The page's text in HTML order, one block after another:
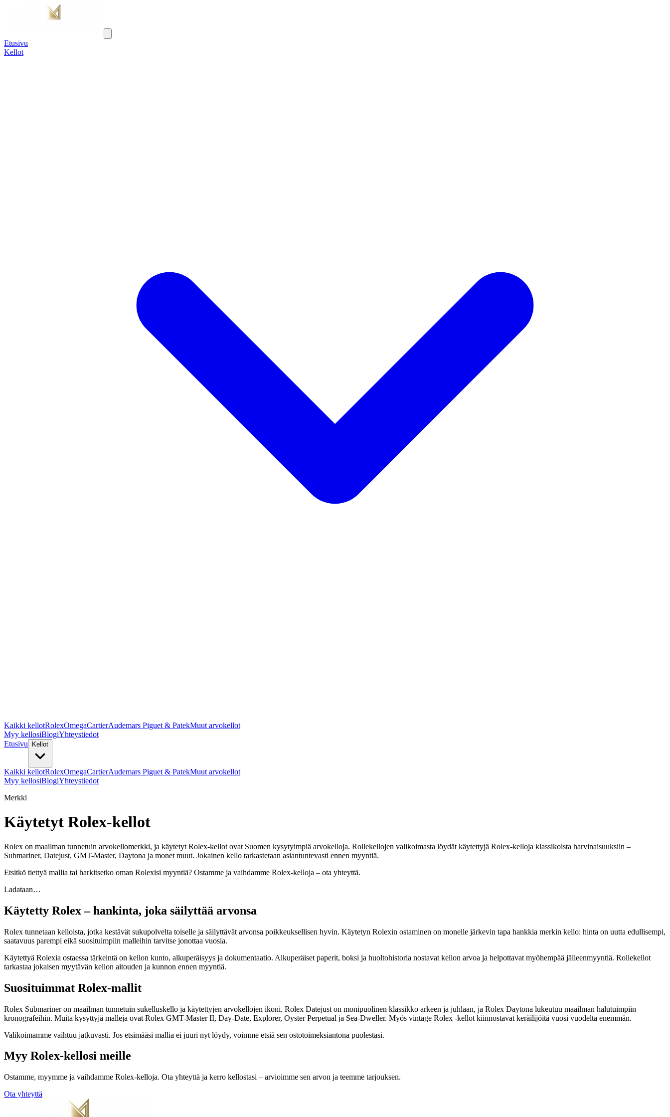
Etusivu
Kellot
Kaikki kellotRolexOmegaCartierAudemars Piguet & PatekMuut arvokellot
Myy kellosiBlogiYhteystiedot
Etusivu
Kellot
Kaikki kellotRolexOmegaCartierAudemars Piguet & PatekMuut arvokellot
Myy kellosiBlogiYhteystiedot
Merkki
Käytetyt Rolex-kellot
Rolex on maailman tunnetuin arvokellomerkki, ja käytetyt Rolex-kellot ovat Suomen kysytyimpiä arvokelloja. Rollekellojen valikoimasta löydät käytettyjä Rolex-kelloja klassikoista harvinaisuuksiin –
Submariner, Datejust, GMT-Master, Daytona ja monet muut. Jokainen kello tarkastetaan asiantuntevasti ennen myyntiä.
Etsitkö tiettyä mallia tai harkitsetko oman Rolexisi myyntiä? Ostamme ja vaihdamme Rolex-kelloja – ota yhteyttä.
Ladataan…
Käytetty Rolex – hankinta, joka säilyttää arvonsa
Rolex tunnetaan kelloista, jotka kestävät sukupolvelta toiselle ja säilyttävät arvonsa poikkeuksellisen hyvin. Käytetyn Rolexin ostaminen on monelle järkevin tapa hankkia merkin kello: hinta on uutta edullisempi,
saatavuus parempi eikä suosituimpiin malleihin tarvitse jonottaa vuosia.
Käytettyä Rolexia ostaessa tärkeintä on kellon kunto, alkuperäisyys ja dokumentaatio. Alkuperäiset paperit, boksi ja huoltohistoria nostavat kellon arvoa ja helpottavat myöhempää jälleenmyyntiä. Rollekellot
tarkastaa jokaisen myytävän kellon aitouden ja kunnon ennen myyntiä.
Suosituimmat Rolex-mallit
Rolex Submariner on maailman tunnetuin sukelluskello ja käytettyjen arvokellojen ikoni. Rolex Datejust on monipuolinen klassikko arkeen ja juhlaan, ja Rolex Daytona lukeutuu maailman halutuimpiin
kronografeihin. Muita kysyttyjä malleja ovat Rolex GMT-Master II, Day-Date, Explorer, Oyster Perpetual ja Sea-Dweller. Myös vintage Rolex -kellot kiinnostavat keräilijöitä vuosi vuodelta enemmän.
Valikoimamme vaihtuu jatkuvasti. Jos etsimääsi mallia ei juuri nyt löydy, voimme etsiä sen ostotoimeksiantona puolestasi.
Myy Rolex-kellosi meille
Ostamme, myymme ja vaihdamme Rolex-kelloja. Ota yhteyttä ja kerro kellostasi – arvioimme sen arvon ja teemme tarjouksen.
Ota yhteyttä